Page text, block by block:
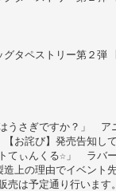
グタペストリー第２
うさぎですか？」 ア
お詫び】発売告知し
トてぃんくる☆」 ラバ
造上の理由でイベント
売は予定通り行います。